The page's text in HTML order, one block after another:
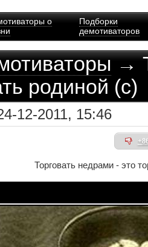
о
Подборки
демотиваторов
→
родиной (с)
12-2011, 15:46
Торговать недрами - это